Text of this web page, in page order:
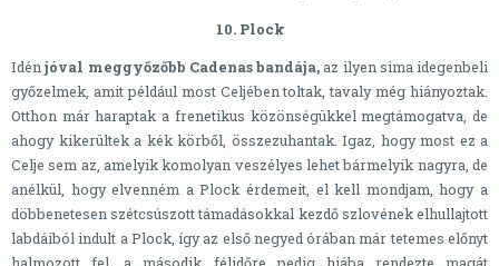
10. Plock
Idénjóval meggyőzőbb Cadenas bandája, az ilyen sima idegenbeli
győzelmek, amit például most Celjében toltak, tavaly még hiányoztak.
Otthon már haraptak a frenetikus közönségükkel megtámogatva, de
ahogy kikerültek a kék körből, összezuhantak. Igaz, hogy most ez a
Celje sem az, amelyik komolyan veszélyes lehet bármelyik nagyra, de
anélkül, hogy elvenném a Plock érdemeit, el kell mondjam, hogy a
döbbenetesen szétcsúszott támadásokkal kezdő szlovének elhullajtott
labdáiból indult a Plock, így az első negyed órában már tetemes előnyt